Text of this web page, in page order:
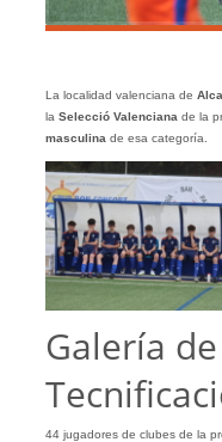
La localidad valenciana de
la Selecció Valencianade la
masculina de esa categoría.
Galería
44 jugadores de clubes de la